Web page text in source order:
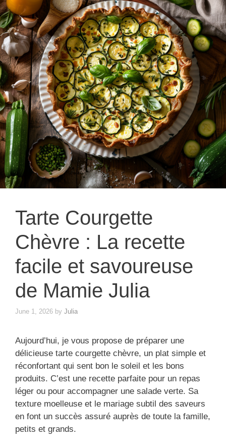
Tarte Courgette
Chèvre : La recette
facile et savoureuse
de Mamie Julia
June 1, 2026 by Julia
Aujourd’hui, je vous propose de préparer une
délicieuse tarte courgette chèvre, un plat simple et
réconfortant qui sent bon le soleil et les bons
produits. C’est une recette parfaite pour un repas
léger ou pour accompagner une salade verte. Sa
texture moelleuse et le mariage subtil des saveurs
en font un succès assuré auprès de toute la famille,
petits et grands.